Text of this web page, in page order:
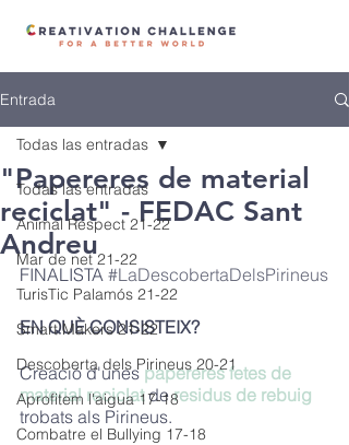
Entrada
Todas las entradas
Animal Respect 21-22
Mar de net 21-22
TurisTic Palamós 21-22
Smart Makers 21-22
Descoberta dels Pirineus 20-21
Aprofitem l'aigua 17-18
Combatre el Bullying 17-18
Todas las entradas
"Papereres de material
reciclat" - FEDAC Sant
Andreu
FINALISTA #LaDescobertaDelsPirineus
EN QUÈ CONSISTEIX?
Creació d'unes papereres fetes de
material reciclat de residus de rebuig
trobats als Pirineus.